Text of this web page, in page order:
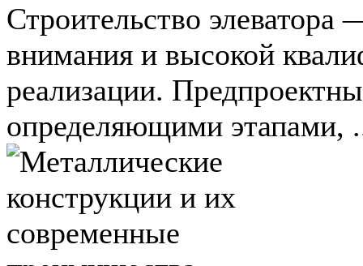
Строительство
внимания и высокой
реализации.
определяющими этапами,